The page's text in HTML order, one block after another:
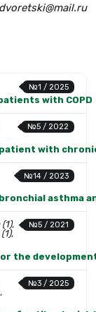
№1 / 2025
with COPD
№5 / 2022
with
№14 / 2023
asthma
№5 / 2021
the
№3 / 2025